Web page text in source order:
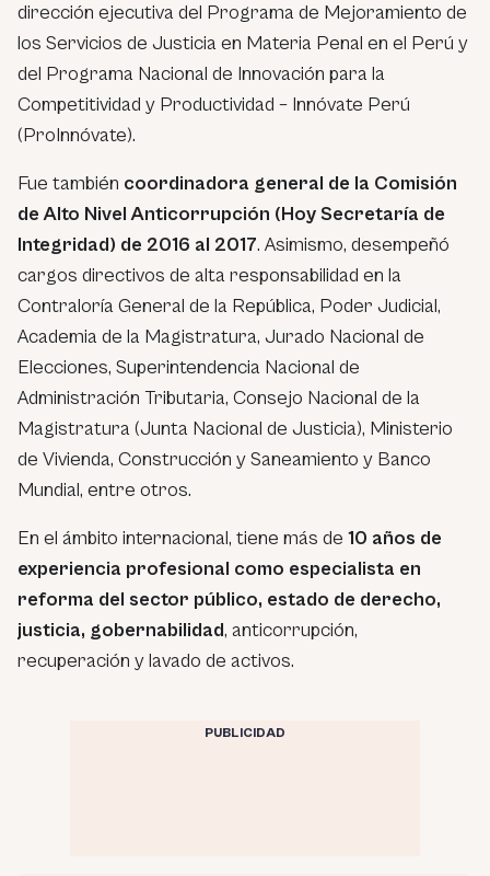
dirección ejecutiva del Programa de Mejoramiento de
los Servicios de Justicia en Materia Penal en el Perú y
del Programa Nacional de Innovación para la
Competitividad y Productividad – Innóvate Perú
(ProInnóvate).
Fue también coordinadora general de la Comisión
de Alto Nivel Anticorrupción (Hoy Secretaría de
Integridad) de 2016 al 2017. Asimismo, desempeñó
cargos directivos de alta responsabilidad en la
Contraloría General de la República, Poder Judicial,
Academia de la Magistratura, Jurado Nacional de
Elecciones, Superintendencia Nacional de
Administración Tributaria, Consejo Nacional de la
Magistratura (Junta Nacional de Justicia), Ministerio
de Vivienda, Construcción y Saneamiento y Banco
Mundial, entre otros.
En el ámbito internacional, tiene más de 10 años de
experiencia profesional como especialista en
reforma del sector público, estado de derecho,
justicia, gobernabilidad, anticorrupción,
recuperación y lavado de activos.
PUBLICIDAD